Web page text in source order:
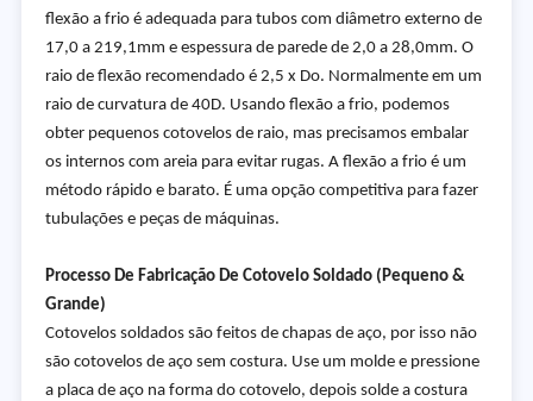
flexão a frio é adequada para tubos com diâmetro externo de
17,0 a 219,1mm e espessura de parede de 2,0 a 28,0mm. O
raio de flexão recomendado é 2,5 x Do. Normalmente em um
raio de curvatura de 40D. Usando flexão a frio, podemos
obter pequenos cotovelos de raio, mas precisamos embalar
os internos com areia para evitar rugas. A flexão a frio é um
método rápido e barato. É uma opção competitiva para fazer
tubulações e peças de máquinas.
Processo De Fabricação De Cotovelo Soldado (Pequeno &
Grande)
Cotovelos soldados são feitos de chapas de aço, por isso não
são cotovelos de aço sem costura. Use um molde e pressione
a placa de aço na forma do cotovelo, depois solde a costura